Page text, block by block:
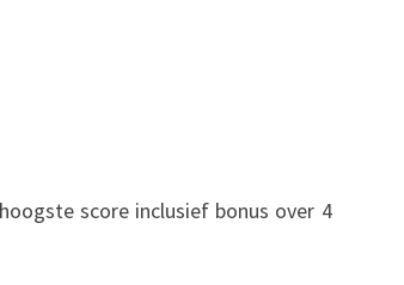
score inclusief bonus over 4